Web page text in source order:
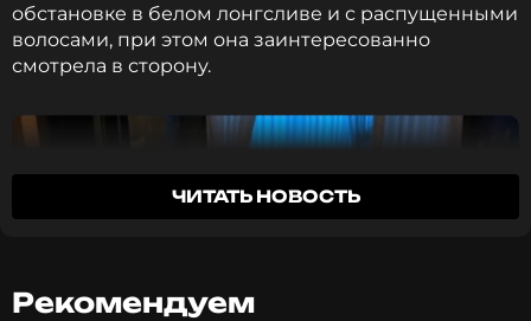
обстановке в белом лонгсливе и с распущенными
волосами, при этом она заинтересованно
смотрела в сторону.
ЧИТАТЬ НОВОСТЬ
Рекомендуем